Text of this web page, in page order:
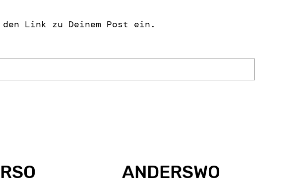
Link zu Deinem Post ein.
ANDERSWO